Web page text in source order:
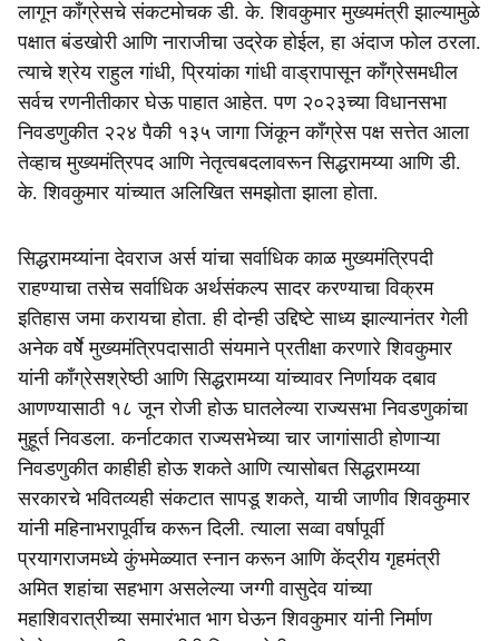
लागून काँग्रेसचे संकटमोचक डी. के. शिवकुमार मुख्यमंत्री झाल्यामुळे
पक्षात बंडखोरी आणि नाराजीचा उद्रेक होईल, हा अंदाज फोल ठरला.
त्याचे श्रेय राहुल गांधी, प्रियांका गांधी वाड्रापासून काँग्रेसमधील
सर्वच रणनीतीकार घेऊ पाहात आहेत. पण २०२३च्या विधानसभा
निवडणुकीत २२४ पैकी १३५ जागा जिंकून काँग्रेस पक्ष सत्तेत आला
तेव्हाच मुख्यमंत्रिपद आणि नेतृत्वबदलावरून सिद्धरामय्या आणि डी.
के. शिवकुमार यांच्यात अलिखित समझोता झाला होता.
सिद्धरामय्यांना देवराज अर्स यांचा सर्वाधिक काळ मुख्यमंत्रिपदी
राहण्याचा तसेच सर्वाधिक अर्थसंकल्प सादर करण्याचा विक्रम
इतिहास जमा करायचा होता. ही दोन्ही उद्दिष्टे साध्य झाल्यानंतर गेली
अनेक वर्षेे मुख्यमंत्रिपदासाठी संयमाने प्रतीक्षा करणारे शिवकुमार
यांनी काँग्रेसश्रेष्ठी आणि सिद्धरामय्या यांच्यावर निर्णायक दबाव
आणण्यासाठी १८ जून रोजी होऊ घातलेल्या राज्यसभा निवडणुकांचा
मुहूर्त निवडला. कर्नाटकात राज्यसभेच्या चार जागांसाठी होणाऱ्या
निवडणुकीत काहीही होऊ शकते आणि त्यासोबत सिद्धरामय्या
सरकारचे भवितव्यही संकटात सापडू शकते, याची जाणीव शिवकुमार
यांनी महिनाभरापूर्वीच करून दिली. त्याला सव्वा वर्षापूर्वी
प्रयागराजमध्ये कुंभमेळ्यात स्नान करून आणि केंद्रीय गृहमंत्री
अमित शहांचा सहभाग असलेल्या जग्गी वासुदेव यांच्या
महाशिवरात्रीच्या समारंभात भाग घेऊन शिवकुमार यांनी निर्माण